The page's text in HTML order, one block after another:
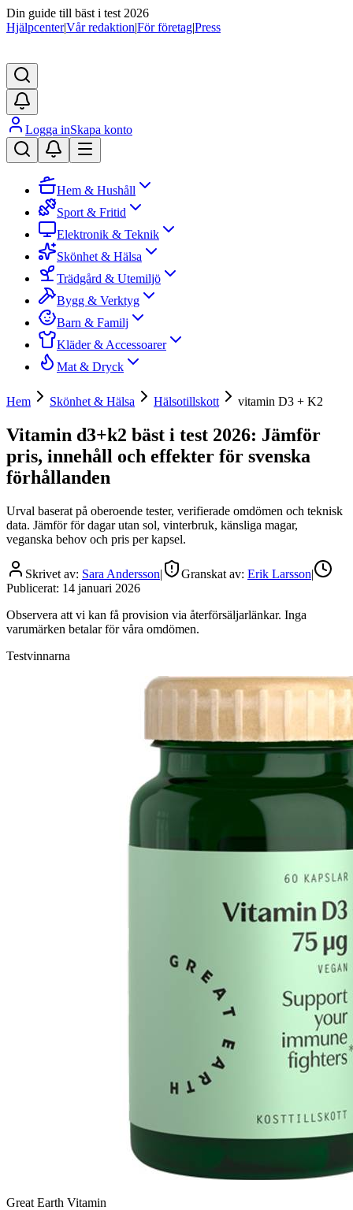
Din guide till bäst i test 2026
Hjälpcenter|Vår redaktion|För företag|Press
Logga inSkapa konto
Hem & Hushåll
Sport & Fritid
Elektronik & Teknik
Skönhet & Hälsa
Trädgård & Utemiljö
Bygg & Verktyg
Barn & Familj
Kläder & Accessoarer
Mat & Dryck
Hem Skönhet & Hälsa Hälsotillskott vitamin D3 + K2
Vitamin d3+k2 bäst i test 2026: Jämför
pris, innehåll och effekter för svenska
förhållanden
Urval baserat på oberoende tester, verifierade omdömen och teknisk
data. Jämför för dagar utan sol, vinterbruk, känsliga magar,
veganska behov och pris per kapsel.
Skrivet av: Sara Andersson| Granskat av: Erik Larsson|
Publicerat: 14 januari 2026
Observera att vi kan få provision via återförsäljarlänkar. Inga
varumärken betalar för våra omdömen.
Testvinnarna
Great Earth Vitamin